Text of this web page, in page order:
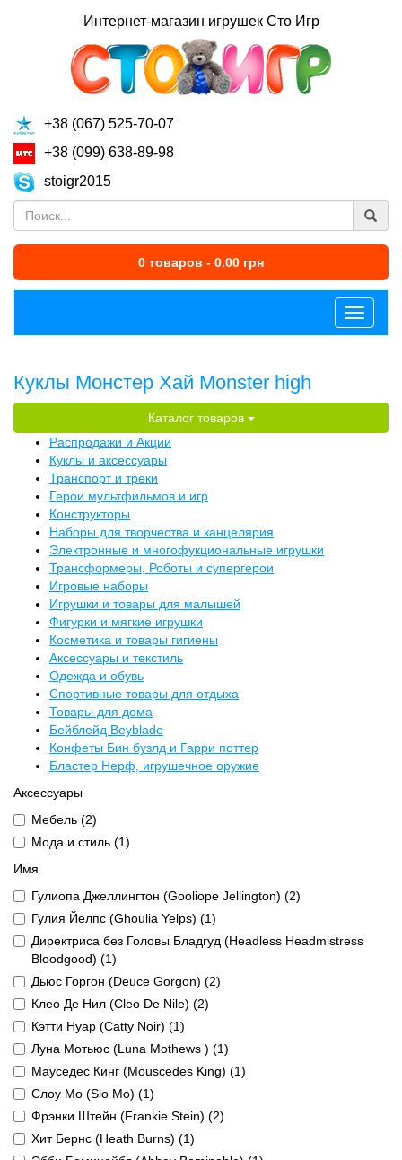
Интернет-магазин игрушек Сто Игр
+38 (067) 525-70-07
+38 (099) 638-89-98
stoigr2015
0 товаров - 0.00 грн
Меню
Куклы Монстер Хай Monster high
Каталог товаров
Распродажи и Акции
Куклы и аксессуары
Транспорт и треки
Герои мультфильмов и игр
Конструкторы
Наборы для творчества и канцелярия
Электронные и многофукциональные игрушки
Трансформеры, Роботы и супергерои
Игровые наборы
Игрушки и товары для малышей
Фигурки и мягкие игрушки
Косметика и товары гигиены
Аксессуары и текстиль
Одежда и обувь
Спортивные товары для отдыха
Товары для дома
Бейблейд Beyblade
Конфеты Бин бузлд и Гарри поттер
Бластер Нерф, игрушечное оружие
Аксессуары
Мебель (2)
Мода и стиль (1)
Имя
Гулиопа Джеллингтон (Gooliope Jellington) (2)
Гулия Йелпс (Ghoulia Yelps) (1)
Директриса без Головы Бладгуд (Headless Headmistress
Bloodgood) (1)
Дьюс Горгон (Deuce Gorgon) (2)
Клео Де Нил (Cleo De Nile) (2)
Кэтти Нуар (Catty Noir) (1)
Луна Мотьюс (Luna Mothews ) (1)
Мауседес Кинг (Mouscedes King) (1)
Слоу Мо (Slo Mo) (1)
Фрэнки Штейн (Frankie Stein) (2)
Хит Бернс (Heath Burns) (1)